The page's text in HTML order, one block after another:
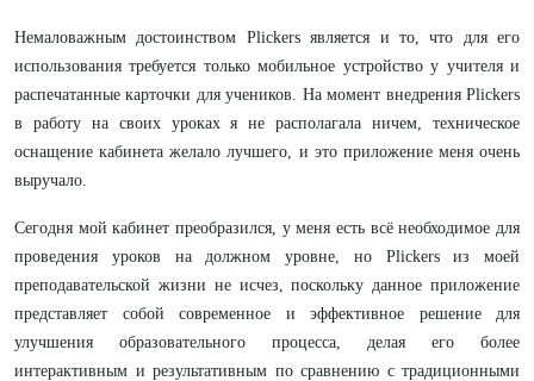
Немаловажным достоинством Plickers является и то, что для его
использования требуется только мобильное устройство у учителя и
распечатанные карточки для учеников. На момент внедрения Plickers
в работу на своих уроках я не располагала ничем, техническое
оснащение кабинета желало лучшего, и это приложение меня очень
выручало.
Сегодня мой кабинет преобразился, у меня есть всё необходимое для
проведения уроков на должном уровне, но Plickers из моей
преподавательской жизни не исчез, посколькуданное приложение
представляет собой современное и эффективное решение для
улучшения образовательного процесса, делая его более
интерактивным и результативным по сравнению с традиционными